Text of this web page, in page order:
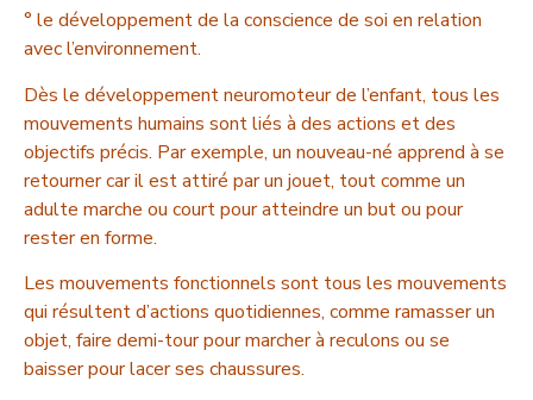
° le développement de la conscience de soi en relation
avec l’environnement.
Dès le développement neuromoteur de l’enfant, tous les
mouvements humains sont liés à des actions et des
objectifs précis. Par exemple, un nouveau-né apprend à se
retourner car il est attiré par un jouet, tout comme un
adulte marche ou court pour atteindre un but ou pour
rester en forme.
Les mouvements fonctionnels sont tous les mouvements
qui résultent d’actions quotidiennes, comme ramasser un
objet, faire demi-tour pour marcher à reculons ou se
baisser pour lacer ses chaussures.